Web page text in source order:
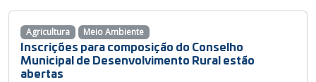
Inscrições para composição do Conselho
Municipal de Desenvolvimento Rural estão
abertas
Agricultura Meio Ambiente